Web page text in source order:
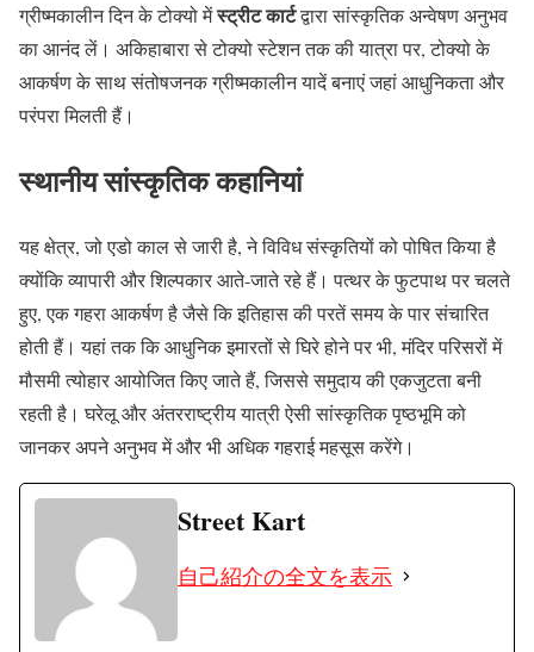
ग्रीष्मकालीन दिन के टोक्यो मेंस्ट्रीट कार्टद्वारा सांस्कृतिक अन्वेषण अनुभव
का आनंद लें। अकिहाबारा से टोक्यो स्टेशन तक की यात्रा पर, टोक्यो के
आकर्षण के साथ संतोषजनक ग्रीष्मकालीन यादें बनाएं जहां आधुनिकता और
परंपरा मिलती हैं।
स्थानीय सांस्कृतिक कहानियां
यह क्षेत्र, जो एडो काल से जारी है, ने विविध संस्कृतियों को पोषित किया है
क्योंकि व्यापारी और शिल्पकार आते-जाते रहे हैं। पत्थर के फुटपाथ पर चलते
हुए, एक गहरा आकर्षण है जैसे कि इतिहास की परतें समय के पार संचारित
होती हैं। यहां तक कि आधुनिक इमारतों से घिरे होने पर भी, मंदिर परिसरों में
मौसमी त्योहार आयोजित किए जाते हैं, जिससे समुदाय की एकजुटता बनी
रहती है। घरेलू और अंतरराष्ट्रीय यात्री ऐसी सांस्कृतिक पृष्ठभूमि को
जानकर अपने अनुभव में और भी अधिक गहराई महसूस करेंगे।
Street Kart
自己紹介の全文を表示